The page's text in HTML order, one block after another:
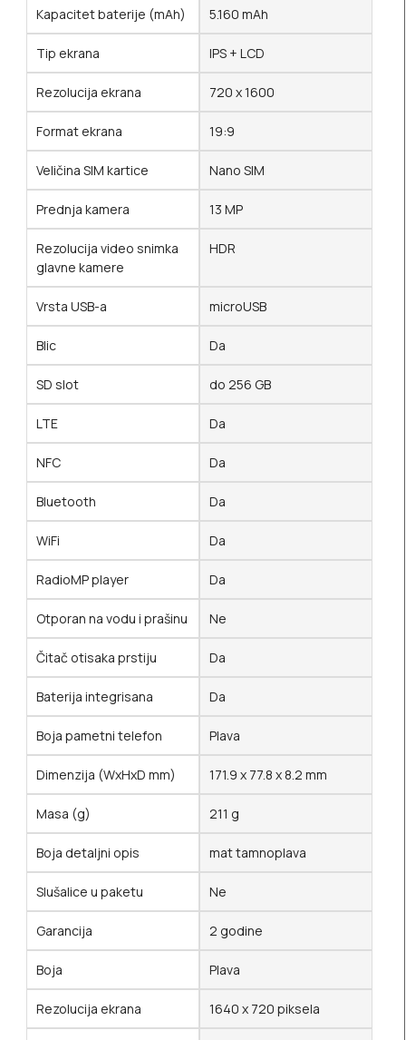
Kapacitet baterije (mAh) 5.160 mAh
Tip ekrana IPS + LCD
Rezolucija ekrana 720 x 1600
Format ekrana 19:9
Veličina SIM kartice Nano SIM
Prednja kamera 13 MP
Rezolucija video snimka
glavne kamere
HDR
Vrsta USB-a microUSB
Blic Da
SD slot do 256 GB
LTE Da
NFC Da
Bluetooth Da
WiFi Da
RadioMP player Da
Otporan na vodu i prašinu Ne
Čitač otisaka prstiju Da
Baterija integrisana Da
Boja pametni telefon Plava
Dimenzija (WxHxD mm) 171.9 x 77.8 x 8.2 mm
Masa (g) 211 g
Boja detaljni opis mat tamnoplava
Slušalice u paketu Ne
Garancija 2 godine
Boja Plava
Rezolucija ekrana 1640 x 720 piksela